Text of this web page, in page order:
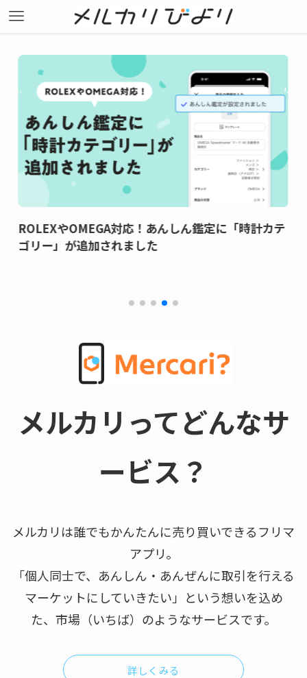
ROLEXやOMEGA対応！あんしん鑑定に「時計カテ
ゴリー」が追加されました
メルカリってどんなサ
ービス？
メルカリは誰でもかんたんに売り買いできるフリマ
アプリ。
「個人同士で、あんしん・あんぜんに取引を行える
マーケットにしていきたい」という想いを込め
た、市場（いちば）のようなサービスです。
詳しくみる